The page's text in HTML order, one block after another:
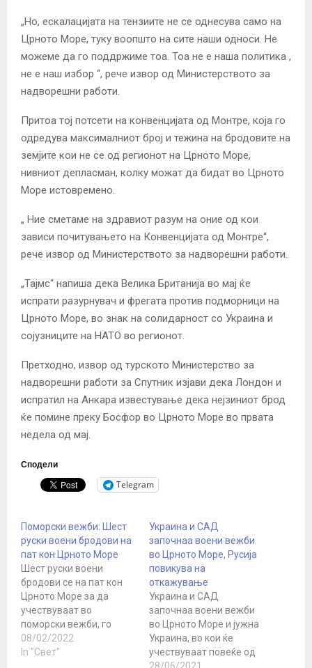
„Но, ескалацијата на тензиите не се однесува само на
Црното Море, туку воопшто на сите наши односи. Не
можеме да го поддржиме тоа. Тоа не е наша политика ,
не е наш избор “, рече извор од Министерството за
надворешни работи.
Притоа тој потсети на конвенцијата од Монтре, која го
одредува максималниот број и тежина на бродовите на
земјите кои не се од регионот на Црното Море,
нивниот депласман, колку можат да бидат во Црното
Море истовремено.
„ Ние сметаме на здравиот разум на оние од кои
зависи почитувањето на Конвенцијата од Монтре“,
рече извор од Министерството за надворешни работи.
„Тајмс“ напиша дека Велика Британија во мај ќе
испрати разурнувач и фрегата против подморници на
Црното Море, во знак на солидарност со Украина и
сојузниците на НАТО во регионот.
Претходно, извор од турското Министерство за
надворешни работи за Спутник изјави дека Лондон и
испратил на Анкара известување дека нејзиниот брод
ќе помине преку Босфор во Црното Море во првата
недела од мај.
Сподели
Telegram
Поморски вежби: Шест
руски воени бродови на
пат кон Црното Море
Шест руски воени
бродови се на пат кон
Црното Море за да
учествуваат во
поморски вежби, го
цитираше руското
Министерство за
08/02/2022
In "Свет"
Украина и САД
започнаа воени вежби
во Црното Море, Русија
повикува на
откажување
Украина и САД
започнаа воени вежби
во Црното Море и јужна
Украина, во кои ќе
учествуваат повеќе од
30 земји, и покрај
28/06/2021